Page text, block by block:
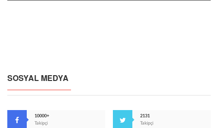
SOSYAL MEDYA
10000+
Takipçi
2131
Takipçi